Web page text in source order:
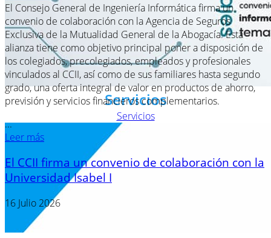
Servicios
Servicios
El Consejo General de Ingeniería Informática firma un
convenio de colaboración con la Agencia de Seguros
Exclusiva de la Mutualidad General de la Abogacía. Esta
alianza tiene como objetivo principal poner a disposición de
los colegiados, precolegiados, empleados y profesionales
vinculados al CCII, así como de sus familiares hasta segundo
grado, una oferta integral de valor en productos de ahorro,
previsión y servicios financieros complementarios.
...
Leer más
El CCII firma un convenio de colaboración con la
Universidad Isabel I
16 Julio 2026